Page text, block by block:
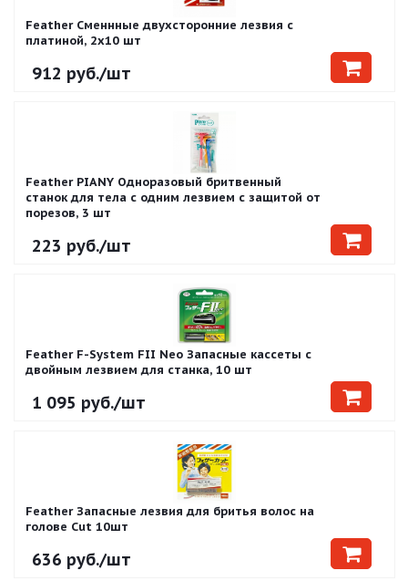
Feather Сменнные двухсторонние лезвия с
платиной, 2х10 шт
912 руб./шт
Feather PIANY Одноразовый бритвенный
станок для тела с одним лезвием с защитой от
порезов, 3 шт
223 руб./шт
Feather F-System FII Neo Запасные кассеты с
двойным лезвием для станка, 10 шт
1 095 руб./шт
Feather Запасные лезвия для бритья волос на
голове Cut 10шт
636 руб./шт